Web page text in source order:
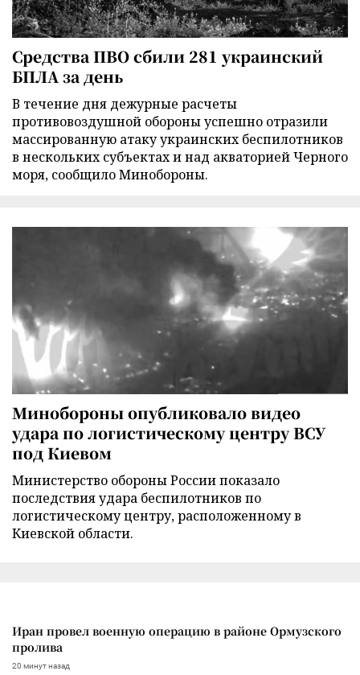
Средства ПВО сбили 281 украинский
БПЛА за день
В течение дня дежурные расчеты
противовоздушной обороны успешно отразили
массированную атаку украинских беспилотников
в нескольких субъектах и над акваторией Черного
моря, сообщило Минобороны.
Минобороны опубликовало видео
удара по логистическому центру ВСУ
под Киевом
Министерство обороны России показало
последствия удара беспилотников по
логистическому центру, расположенному в
Киевской области.
Иран провел военную операцию в районе Ормузского
пролива
20 минут назад